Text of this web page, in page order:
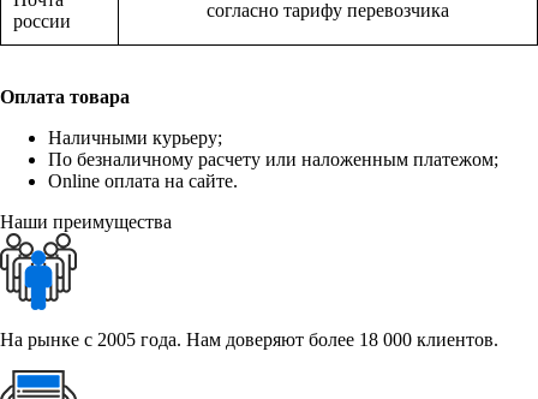
россии
согласно тарифу перевозчика
Оплата товара
Наличными курьеру;
По безналичному расчету или наложенным платежом;
Online оплата на сайте.
Наши преимущества
На рынке с 2005 года. Нам доверяют более 18 000 клиентов.